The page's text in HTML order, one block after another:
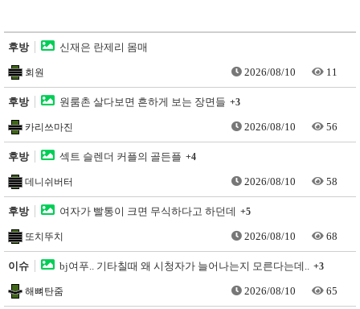
후방 신재은 란제리 몸매
회원 11
2026/08/10
후방 원룸촌 살다보면 흔하게 보는 장면들 +3
카리쓰마진 56
2026/08/10
후방 섹트 슬렌더 커플의 골든플 +4
데니쉬버터 58
2026/08/10
후방 여자가 빨통이 크면 무식하다고 하던데 +5
또치뚜치 68
2026/08/10
이슈 bj여푸.. 기타칠때 왜 시청자가 늘어나는지 모른다는데.. +3
해뼈탄줌 65
2026/08/10